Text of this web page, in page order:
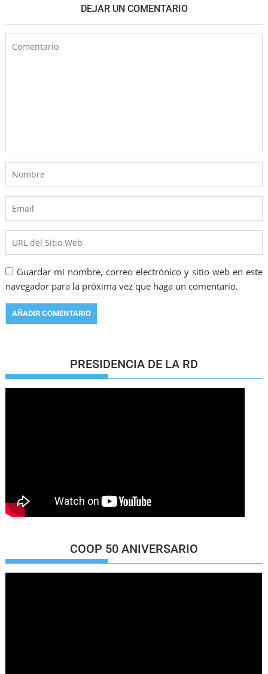
DEJAR UN COMENTARIO
Guardar mi nombre, correo electrónico y sitio web en este
navegador para la próxima vez que haga un comentario.
PRESIDENCIA DE LA RD
COOP 50 ANIVERSARIO